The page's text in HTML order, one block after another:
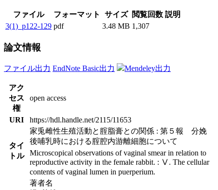
ファイル フォーマット サイズ 閲覧回数 説明
3(1)_p122-129 pdf 3.48 MB 1,307
論文情報
ファイル出力 EndNote Basic出力 Mendeley出力
アク
セス
権
open access
URI https://hdl.handle.net/2115/11653
タイ
トル
家兎雌性生殖活動と腟脂膏との関係 : 第５報 分娩
後哺乳時における腟腔内游離細胞について
Microscopical observations of vaginal smear in relation to
reproductive activity in the female rabbit. : Ⅴ. The cellular
contents of vaginal lumen in puerperium.
著者名